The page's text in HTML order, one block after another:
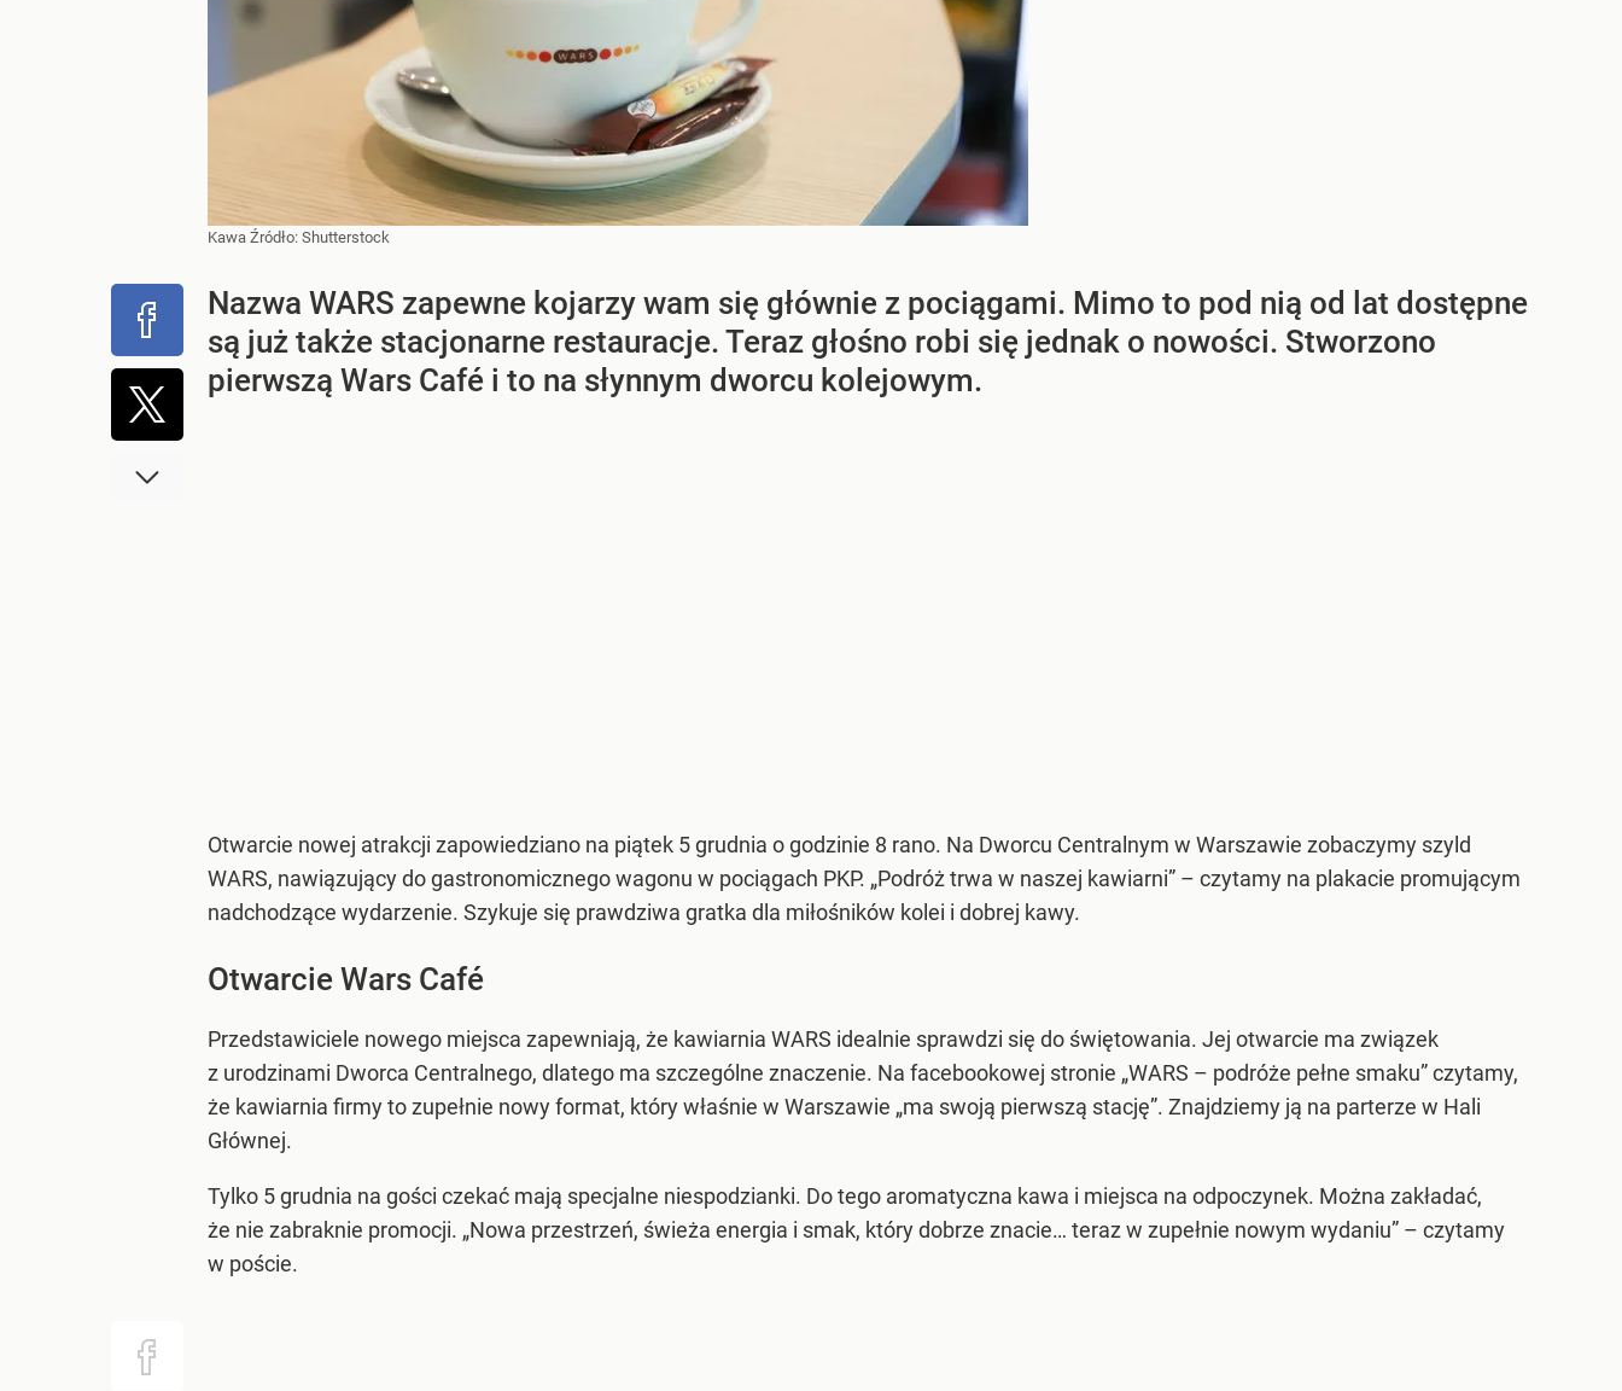
Kawa Źródło: Shutterstock
Nazwa WARS zapewne kojarzy wam się głównie z pociągami. Mimo to pod nią od lat dostępne
są już także stacjonarne restauracje. Teraz głośno robi się jednak o nowości. Stworzono
pierwszą Wars Café i to na słynnym dworcu kolejowym.
Otwarcie nowej atrakcji zapowiedziano na piątek 5 grudnia o godzinie 8 rano. Na Dworcu Centralnym w Warszawie zobaczymy szyld
WARS, nawiązujący do gastronomicznego wagonu w pociągach PKP. „Podróż trwa w naszej kawiarni” – czytamy na plakacie promującym
nadchodzące wydarzenie. Szykuje się prawdziwa gratka dla miłośników kolei i dobrej kawy.
Otwarcie Wars Café
Przedstawiciele nowego miejsca zapewniają, że kawiarnia WARS idealnie sprawdzi się do świętowania. Jej otwarcie ma związek
z urodzinami Dworca Centralnego, dlatego ma szczególne znaczenie. Na facebookowej stronie „WARS – podróże pełne smaku” czytamy,
że kawiarnia firmy to zupełnie nowy format, który właśnie w Warszawie „ma swoją pierwszą stację”. Znajdziemy ją na parterze w Hali
Głównej.
Tylko 5 grudnia na gości czekać mają specjalne niespodzianki. Do tego aromatyczna kawa i miejsca na odpoczynek. Można zakładać,
że nie zabraknie promocji. „Nowa przestrzeń, świeża energia i smak, który dobrze znacie… teraz w zupełnie nowym wydaniu” – czytamy
w poście.